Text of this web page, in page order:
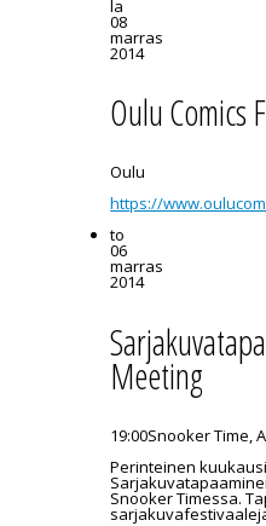
la
08
marras
2014
Oulu Comics
Oulu
https://
to
06
marras
2014
Meeting
19:00Snooker Time,
Perinteinen
Snooker Timessa.